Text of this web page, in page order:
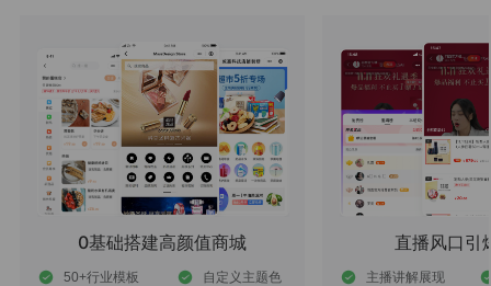
0基础搭建高颜值商城
50+行业模板 自定义主题色
直播风口引
主播讲解展现